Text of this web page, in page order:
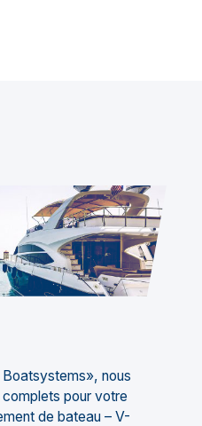
nous
pour votre
de bateau – V-